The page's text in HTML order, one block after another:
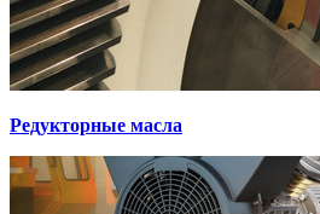
Редукторные масла